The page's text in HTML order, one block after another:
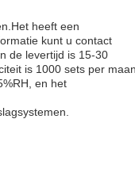
heeft een
kunt u contact
de levertijd is 15-30
is 1000 sets per
en het